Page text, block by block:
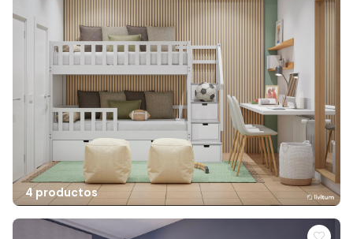
4 productos